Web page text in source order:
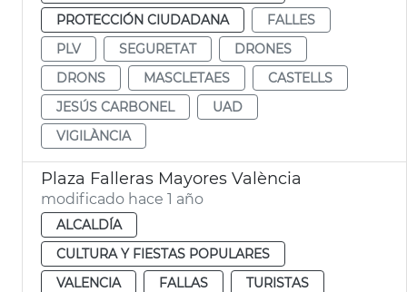
PROTECCIÓN CIUDADANA
FALLES
PLV
SEGURETAT
DRONES
DRONS
MASCLETAES
CASTELLS
JESÚS CARBONEL
UAD
VIGILÀNCIA
Plaza Falleras Mayores València
modificado hace 1 año
ALCALDÍA
CULTURA Y FIESTAS POPULARES
VALENCIA
FALLAS
TURISTAS